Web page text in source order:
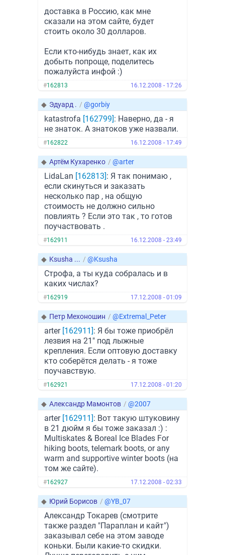
доставка в Россию, как мне
сказали на этом сайте, будет
стоить около 30 долларов.
Если кто-нибудь знает, как их
добыть попроще, поделитесь
пожалуйста инфой :)
#162813 16.12.2008 - 17:26
◆ Эдуард . / @gorbiy
katastrofa [162799]: Наверно, да - я
не знаток. А знатоков уже назвали.
#162822 16.12.2008 - 17:49
◆ Артём Кухаренко / @arter
LidaLan [162813]: Я так понимаю ,
если скинуться и заказать
несколько пар , на общую
стоимость не должно сильно
повлиять ? Если это так , то готов
поучаствовать .
#162911 16.12.2008 - 23:49
◆ Ksusha ... / @Ksusha
Строфа, а ты куда собралась и в
каких числах?
#162919 17.12.2008 - 01:09
◆ Петр Мехоношин / @Extremal_Peter
arter [162911]: Я бы тоже приобрёл
лезвия на 21" под лыжные
крепления. Если оптовую доставку
кто соберётся делать - я тоже
поучавствую.
#162921 17.12.2008 - 01:20
◆ Александр Мамонтов / @2007
arter [162911]: Вот такую штуковину
в 21 дюйм я бы тоже заказал :) :
Multiskates & Boreal Ice Blades For
hiking boots, telemark boots, or any
warm and supportive winter boots (на
том же сайте).
#162927 17.12.2008 - 02:33
◆ Юрий Борисов / @YB_07
Александр Токарев (смотрите
также раздел "Параплан и кайт")
заказывал себе на этом заводе
коньки. Были какие-то скидки.